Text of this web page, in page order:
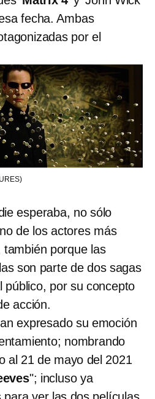
fecha. Ambas
por el
esperaba, no sólo
de los actores más
porque las
son parte de dos sagas
público, por su concepto
acción.
expresado su emoción
nombrando
al 21 de mayo del 2021
"; incluso ya